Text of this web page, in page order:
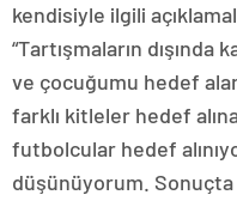
kendisiyle ilgili
“Tartışmaların
ve çocuğumu hedef
farklı kitleler hedef
futbolcular hedef
düşünüyorum. Sonuçta